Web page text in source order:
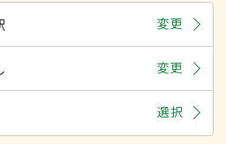
変更
変更
選択